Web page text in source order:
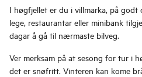
I høgfjellet er du i villmarka, på
lege, restaurantar eller minibank
dagar å gå til nærmaste bilveg.
Ver merksam på at sesong for tur i
det er snøfritt. Vinteren kan kome